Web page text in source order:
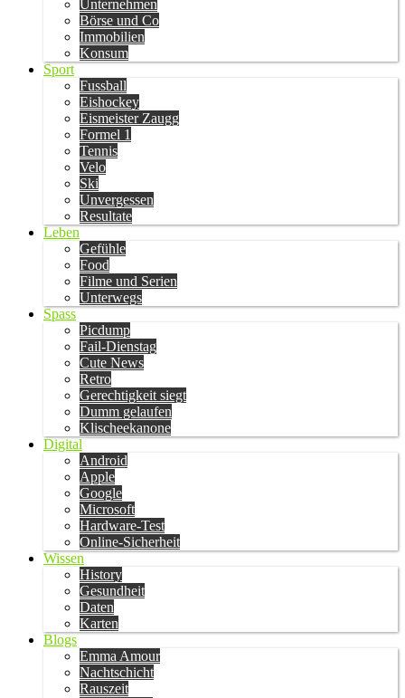
Unternehmen
Börse und Co
Immobilien
Konsum
Sport
Fussball
Eishockey
Eismeister Zaugg
Formel 1
Tennis
Velo
Ski
Unvergessen
Resultate
Leben
Gefühle
Food
Filme und Serien
Unterwegs
Spass
Picdump
Fail-Dienstag
Cute News
Retro
Gerechtigkeit siegt
Dumm gelaufen
Klischeekanone
Digital
Android
Apple
Google
Microsoft
Hardware-Test
Online-Sicherheit
Wissen
History
Gesundheit
Daten
Karten
Blogs
Emma Amour
Nachtschicht
Rauszeit